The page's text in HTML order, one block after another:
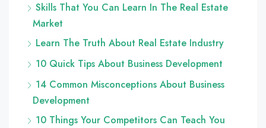
Skills That You Can Learn In The Real Estate
Market
Learn The Truth About Real Estate Industry
10 Quick Tips About Business Development
14 Common Misconceptions About Business
Development
10 Things Your Competitors Can Teach You